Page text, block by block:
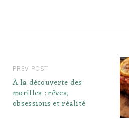
PREV POST
À la découverte des
morilles : rêves,
obsessions et réalité